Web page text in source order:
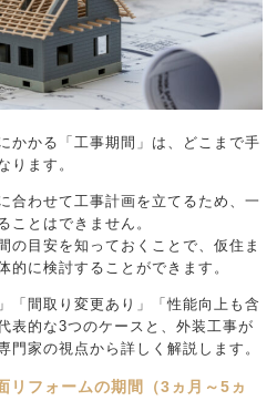
かかる「工事期間」は、どこまで手
ります。
合わせて工事計画を立てるため、一
ことはできません。
の目安を知っておくことで、仮住ま
的に検討することができます。
「間取り変更あり」「性能向上も含
表的な3つのケースと、外装工事が
門家の視点から詳しく解説します。
リフォームの期間（3ヵ月～5ヵ